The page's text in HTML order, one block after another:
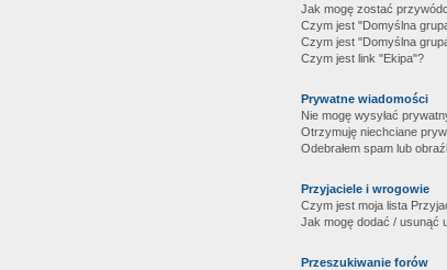
Jak mogę zostać
Czym jest "Domyślna
Czym jest "Domyślna
Czym jest link "Ekipa"?
Prywatne wiadomości
Nie mogę wysyłać
Otrzymuję niechciane
Odebrałem spam lub
Przyjaciele i wrogowie
Czym jest moja lista
Jak mogę dodać / usunąć
Przeszukiwanie forów